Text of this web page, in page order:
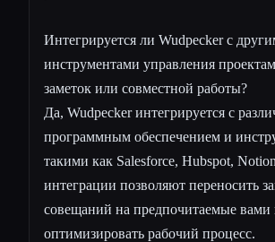
Интегрируется ли Wudpecker с
инструментами управления
заметок или совместной работы?
Да, Wudpecker интегрируется с
программным обеспечением и
такими как Salesforce, Hubspot,
интеграции позволяют переносить
совещаний на предпочитаемые
оптимизировать рабочий процесс.